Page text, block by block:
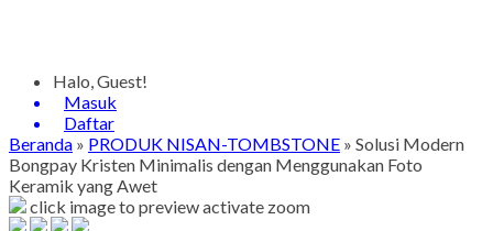
Halo, Guest!
Masuk
Daftar
Beranda » PRODUK NISAN-TOMBSTONE » Solusi Modern
Bongpay Kristen Minimalis dengan Menggunakan Foto
Keramik yang Awet
click image to previewactivate zoom